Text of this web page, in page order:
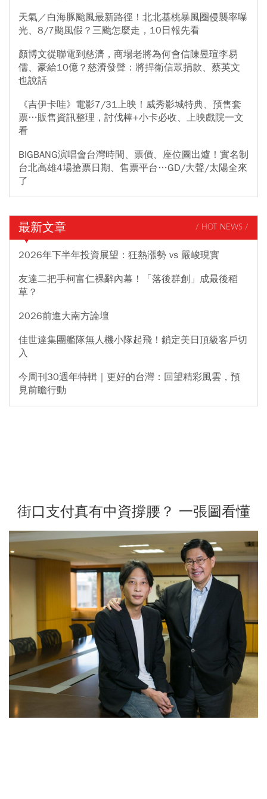
天氣／白海豚颱風最新路徑！北北基桃暴風圈侵襲率曝
光、8/7颱風假？三颱怎麼走，10日報先看
顏博文從聯電到慈濟，商場老將為何會信陳昱瑄李易
儒、豪給10億？慈濟發聲：將捍衛信眾捐款、蔡英文
也說話
《吉伊卡哇》電影7/31上映！威秀影城特典、預售套
票…販售資訊整理，討伐棒+小卡必收、上映戲院一文
看
BIGBANG演唱會台灣時間、票價、座位圖出爐！實名制
台北高雄4場搶票日期、售票平台…GD/大聲/太陽全來
了
最新文章 / HOT NEWS /
2026年下半年投資展望：狂熱漲勢 vs 嚴峻現實
友達二把手柯富仁裸辭內幕！「落後群創」成最後稻
草？
2026前進大南方論壇
佳世達集團艦隊無人機小隊起飛！鎖定美日頂級客戶切
入
今周刊30週年特輯｜更好的台灣：回望精彩風雲，預
見前瞻行動
街口支付真有中資撐腰？ 一張圖看懂